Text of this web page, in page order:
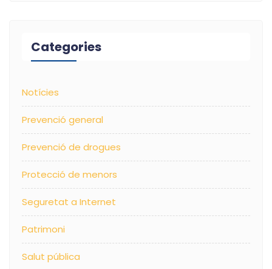
Categories
Notícies
Prevenció general
Prevenció de drogues
Protecció de menors
Seguretat a Internet
Patrimoni
Salut pública